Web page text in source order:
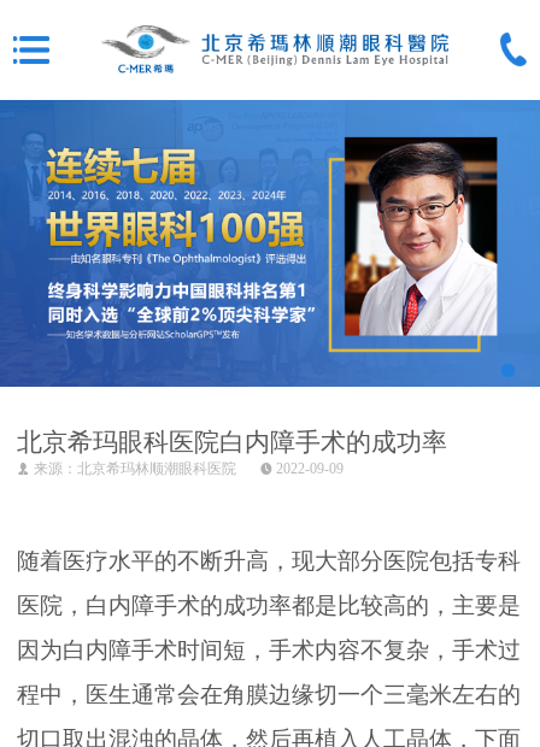
北京希玛眼科医院白内障手术的成功率
来源：北京希玛林顺潮眼科医院 2022-09-09
随着医疗水平的不断升高，现大部分医院包括专科
医院，白内障手术的成功率都是比较高的，主要是
因为白内障手术时间短，手术内容不复杂，手术过
程中，医生通常会在角膜边缘切一个三毫米左右的
切口取出混浊的晶体，然后再植入人工晶体，下面